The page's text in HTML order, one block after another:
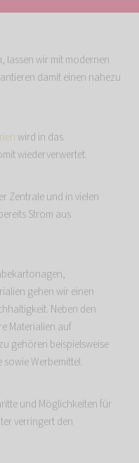
lassen wir mit modernen
damit einen nahezu
wird in das
wiederverwertet.
Zentrale und in vielen
Strom aus
gehen wir einen
Neben den
Materialien auf
gehören beispielsweise
Werbemittel.
und Möglichkeiten für
verringert den